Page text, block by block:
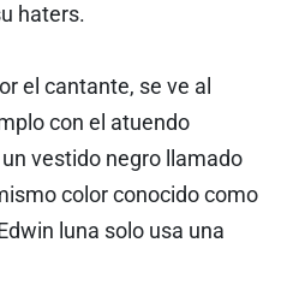
haters.
el cantante, se ve al
con el atuendo
vestido negro llamado
color conocido como
luna solo usa una